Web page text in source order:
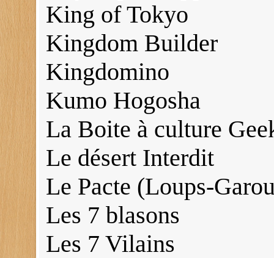
King of Tokyo
Kingdom Builder
Kingdomino
Kumo Hogosha
La Boite à culture
Le désert Interdit
Le Pacte (Loups-
Les 7 blasons
Les 7 Vilains